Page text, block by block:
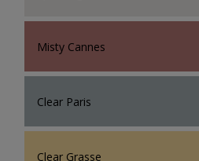
Misty Cannes
Clear Paris
Clear Grasse